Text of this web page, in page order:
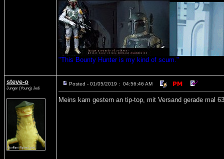
"This Bounty Hunter is my kind of scum."
steve-o
Junger (Young) Jedi
Posted - 01/05/2019 : 04:56:46 AM
Meins kam gestern an tip-top, mit Versand gerade mal